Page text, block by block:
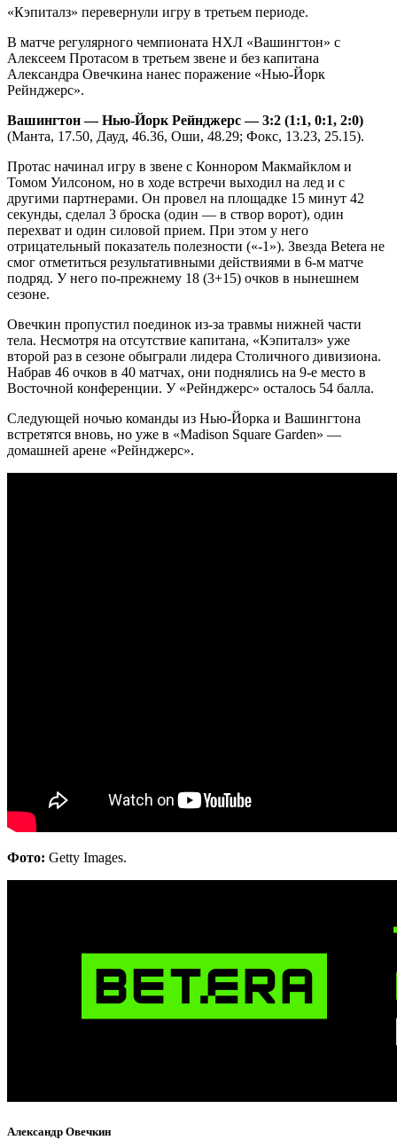
«Кэпиталз» перевернули игру в третьем периоде.
В матче регулярного чемпионата НХЛ «Вашингтон» с
Алексеем Протасом в третьем звене и без капитана
Александра Овечкина нанес поражение «Нью-Йорк
Рейнджерс».
Вашингтон — Нью-Йорк Рейнджерс — 3:2 (1:1, 0:1, 2:0)
(Манта, 17.50, Дауд, 46.36, Оши, 48.29; Фокс, 13.23, 25.15).
Протас начинал игру в звене с Коннором Макмайклом и
Томом Уилсоном, но в ходе встречи выходил на лед и с
другими партнерами. Он провел на площадке 15 минут 42
секунды, сделал 3 броска (один — в створ ворот), один
перехват и один силовой прием. При этом у него
отрицательный показатель полезности («-1»). Звезда Betera не
смог отметиться результативными действиями в 6-м матче
подряд. У него по-прежнему 18 (3+15) очков в нынешнем
сезоне.
Овечкин пропустил поединок из-за травмы нижней части
тела. Несмотря на отсутствие капитана, «Кэпиталз» уже
второй раз в сезоне обыграли лидера Столичного дивизиона.
Набрав 46 очков в 40 матчах, они поднялись на 9-е место в
Восточной конференции. У «Рейнджерс» осталось 54 балла.
Следующей ночью команды из Нью-Йорка и Вашингтона
встретятся вновь, но уже в «Madison Square Garden» —
домашней арене «Рейнджерс».
Фото: Getty Images.
Александр Овечкин